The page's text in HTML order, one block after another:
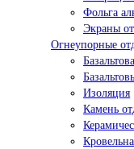
Фольга
Экраны
Огнеупорные
Изоляция
Камень